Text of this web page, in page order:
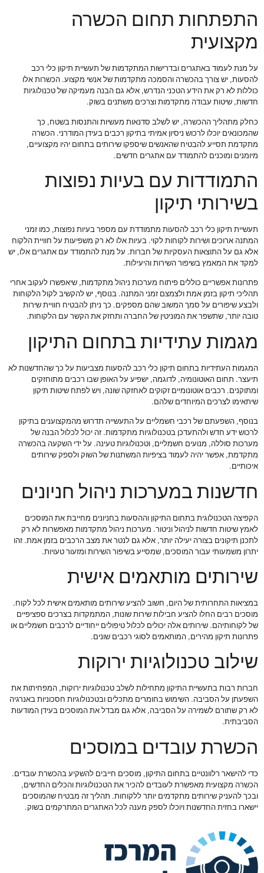
התפתחות תחום הכשרה
מקצועית
על מנת לעמוד באתגרים ובדרישות המתקדמות של תעשיית תיקון כלי רכב
להסעות, יש צורך בהכשרה והסמכה מתקדמות של אנשי מקצוע. הכשרות אלו
כוללות לא רק את הידע הטכני הנדרש, אלא גם הבנה מעמיקה של טכנולוגיות
חדשות, שיטות עבודה מתקדמות וצרכים משתנים בשוק.
כחלק מתהליך ההכשרה, יש לשלב סדנאות מעשיות והתנסות בשטח, כך
שהמכונאים יוכלו לרכוש ניסיון אמיתי בתיקון רכבים בעידן המודרני. הכשרה
מתקדמת תסייע להבטיח שהאנשים שיספקו שירותים בתחום יהיו מקצועיים,
מיומנים ומוכנים להתמודד עם אתגרים חדשים.
התמודדות עם בעיות נפוצות
בשירותי תיקון
תעשיית תיקון כלי רכב להסעות מתמודדת עם מספר בעיות נפוצות, כמו זמני
המתנה ארוכים ושירות לקוחות לקוי. בעיות אלו לא רק משפיעות על חוויית הלקוח
אלא גם על התוצאות העסקיות של חברות. על מנת להתמודד עם אתגרים אלו, יש
למקד את המאמץ בשיפור השירות והיעילות.
פתרונות אפשריים כוללים פיתוח מערכות ניהול מתקדמות, שיאפשרו לעקוב אחרי
תהליכי תיקון בזמן אמת ולצמצם זמני המתנה. בנוסף, יש להקשיב לקול הלקוחות
ולבצע שיפורים על סמך המשוב שהם מספקים. כך ניתן להבטיח חוויית שירות
טובה יותר, שתשפר את המוניטין של החברה ותחזק את הקשר עם הלקוחות.
מגמות עתידיות בתחום התיקון
המגמות העתידיות בתחום תיקון כלי רכב להסעות מצביעות על כך שהחדשנות לא
תיעצר. תחום האוטונומיה, לדוגמה, ישפיע על האופן שבו רכבים מתוחזקים
ומתוקנים. רכבים אוטונומיים זקוקים לאחזקה שונה, ויש לפתח שיטות תיקון
שיתאימו לצרכים המיוחדים שלהם.
בנוסף, השפעתם של רכבי חשמליים על התעשייה תדרוש מהמקצוענים בתיקון
לרכוש ידע חדש ולהתעדכן בטכנולוגיות מתקדמות. זה יכול לכלול הבנה של
מערכות סוללה, מנועים חשמליים, וטכנולוגיות טעינה. על ידי השקעה בהכשרה
מתקדמת, אפשר יהיה לעמוד בציפיות המשתנות של השוק ולספק שירותים
איכותיים.
חדשנות במערכות ניהול חניונים
הקפיצה הטכנולוגית בתחום התיקון וההסעות בחניונים מחייבת את המוסכים
לאמץ שיטות חדשות לניהול וניטור. מערכות ניהול מתקדמות מאפשרות לא רק
לתכנן תיקונים בצורה יעילה יותר, אלא גם לנטר את מצב הרכבים בזמן אמת. זהו
יתרון משמעותי עבור המוסכים, שמסייע בשיפור השירות ומזעור טעויות.
שירותים מותאמים אישית
במציאות התחרותית של היום, חשוב להציע שירותים מותאמים אישית לכל לקוח.
מוסכים רבים החלו להציע חבילות שירות שונות, המתמקדות בצרכים ספציפיים
של לקוחותיהם. שירותים אלה יכולים לכלול טיפולים ייחודיים לרכבים חשמליים או
פתרונות תיקון מהירים, המותאמים לסוגי רכבים שונים.
שילוב טכנולוגיות ירוקות
חברות רבות בתעשיית התיקון מתחילות לשלב טכנולוגיות ירוקות, המפחיתות את
השפעתן על הסביבה. השימוש בחומרים מתכלים ובטכנולוגיות חסכוניות באנרגיה
לא רק שתורם לשמירה על הסביבה, אלא גם מבדל את המוסכים בעידן המודעות
הסביבתית.
הכשרת עובדים במוסכים
כדי להישאר רלוונטיים בתחום התיקון, מוסכים חייבים להשקיע בהכשרת עובדים.
הכשרה מקצועית מאפשרת לעובדים להכיר את הטכנולוגיות והכלים החדשים,
ובכך להעניק שירותים מתקדמים יותר ללקוחות. תהליך זה מבטיח שהמוסכים
יישארו בחזית החדשנות ויוכלו לספק מענה לכל האתגרים המתרקמים בשוק.